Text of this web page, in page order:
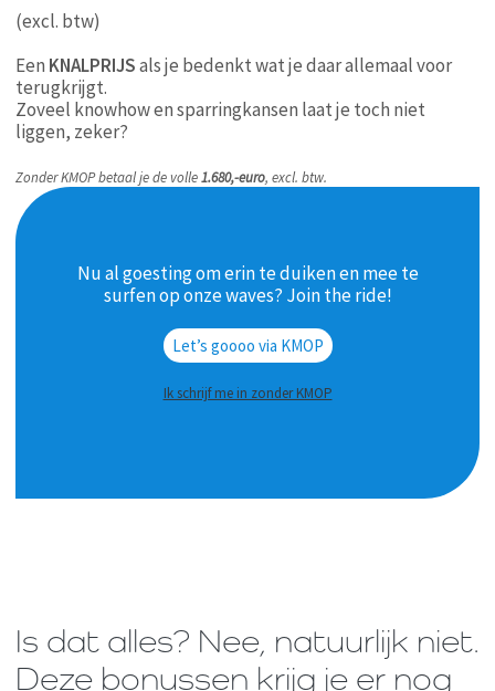
(excl. btw)
Een KNALPRIJSals je bedenkt wat je daar allemaal voor
terugkrijgt.
Zoveel knowhow en sparringkansen laat je toch niet
liggen, zeker?
Zonder KMOP betaal je de volle1.680,-euro, excl. btw.
Nu al goesting om erin te duiken en mee te
surfen op onze waves? Join the ride!
Let’s goooo via KMOP
Ik schrijf me in zonder KMOP
Is dat alles? Nee, natuurlijk niet.
Deze bonussen krijg je er nog